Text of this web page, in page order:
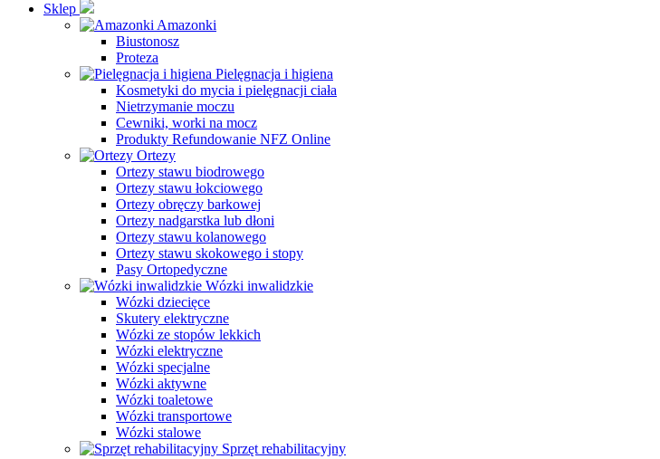
Sklep
Amazonki
Biustonosz
Proteza
Pielęgnacja i higiena
Kosmetyki do mycia i pielęgnacji ciała
Nietrzymanie moczu
Cewniki, worki na mocz
Produkty Refundowanie NFZ Online
Ortezy
Ortezy stawu biodrowego
Ortezy stawu łokciowego
Ortezy obręczy barkowej
Ortezy nadgarstka lub dłoni
Ortezy stawu kolanowego
Ortezy stawu skokowego i stopy
Pasy Ortopedyczne
Wózki inwalidzkie
Wózki dziecięce
Skutery elektryczne
Wózki ze stopów lekkich
Wózki elektryczne
Wózki specjalne
Wózki aktywne
Wózki toaletowe
Wózki transportowe
Wózki stalowe
Sprzęt rehabilitacyjny